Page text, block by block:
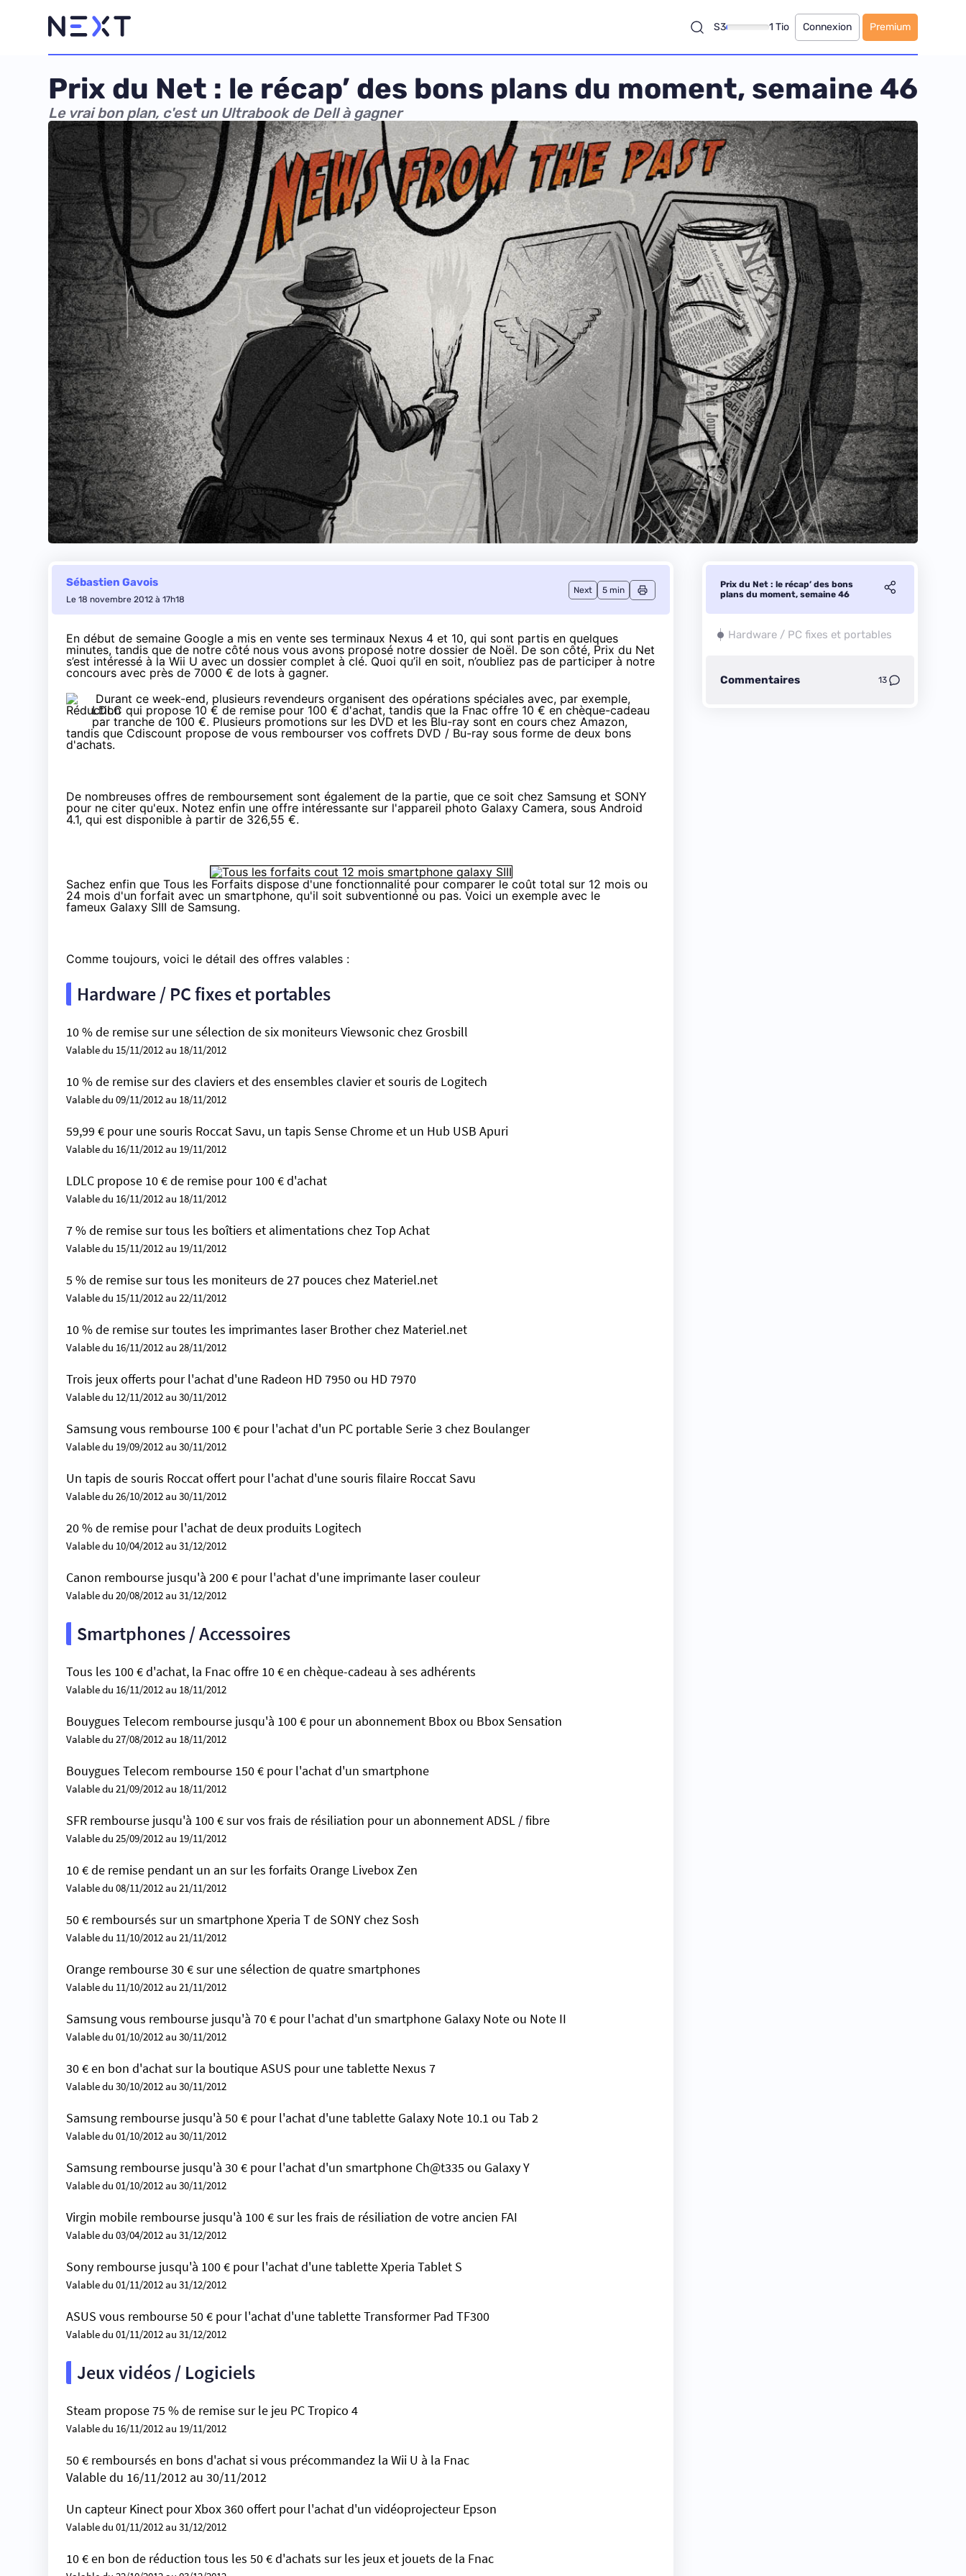
S3 1 Tio Connexion Premium
Prix du Net : le récap’ des bons plans du moment, semaine 46
Le vrai bon plan, c'est un Ultrabook de Dell à gagner
Sébastien Gavois
Le 18 novembre 2012 à 17h18
Next 5 min
En début de semaine Google a mis en vente ses terminaux Nexus 4 et 10, qui sont partis en quelques
minutes, tandis que de notre côté nous vous avons proposé notre dossier de Noël. De son côté, Prix du Net
s’est intéressé à la Wii U avec un dossier complet à clé. Quoi qu’il en soit, n’oubliez pas de participer à notre
concours avec près de 7000 € de lots à gagner.
Durant ce week-end, plusieurs revendeurs organisent des opérations spéciales avec, par exemple,
LDLC qui propose 10 € de remise pour 100 € d'achat, tandis que la Fnac offre 10 € en chèque-cadeau
par tranche de 100 €. Plusieurs promotions sur les DVD et les Blu-ray sont en cours chez Amazon,
tandis que Cdiscount propose de vous rembourser vos coffrets DVD / Bu-ray sous forme de deux bons
d'achats.
De nombreuses offres de remboursement sont également de la partie, que ce soit chez Samsung et SONY
pour ne citer qu'eux. Notez enfin une offre intéressante sur l'appareil photo Galaxy Camera, sous Android
4.1, qui est disponible à partir de 326,55 €.
Sachez enfin que Tous les Forfaits dispose d'une fonctionnalité pour comparer le coût total sur 12 mois ou
24 mois d'un forfait avec un smartphone, qu'il soit subventionné ou pas. Voici un exemple avec le
fameux Galaxy SIII de Samsung.
Comme toujours, voici le détail des offres valables :
Hardware / PC fixes et portables
10 % de remise sur une sélection de six moniteurs Viewsonic chez Grosbill
Valable du 15/11/2012 au 18/11/2012
10 % de remise sur des claviers et des ensembles clavier et souris de Logitech
Valable du 09/11/2012 au 18/11/2012
59,99 € pour une souris Roccat Savu, un tapis Sense Chrome et un Hub USB Apuri
Valable du 16/11/2012 au 19/11/2012
LDLC propose 10 € de remise pour 100 € d'achat
Valable du 16/11/2012 au 18/11/2012
7 % de remise sur tous les boîtiers et alimentations chez Top Achat
Valable du 15/11/2012 au 19/11/2012
5 % de remise sur tous les moniteurs de 27 pouces chez Materiel.net
Valable du 15/11/2012 au 22/11/2012
10 % de remise sur toutes les imprimantes laser Brother chez Materiel.net
Valable du 16/11/2012 au 28/11/2012
Trois jeux offerts pour l'achat d'une Radeon HD 7950 ou HD 7970
Valable du 12/11/2012 au 30/11/2012
Samsung vous rembourse 100 € pour l'achat d'un PC portable Serie 3 chez Boulanger
Valable du 19/09/2012 au 30/11/2012
Un tapis de souris Roccat offert pour l'achat d'une souris filaire Roccat Savu
Valable du 26/10/2012 au 30/11/2012
20 % de remise pour l'achat de deux produits Logitech
Valable du 10/04/2012 au 31/12/2012
Canon rembourse jusqu'à 200 € pour l'achat d'une imprimante laser couleur
Valable du 20/08/2012 au 31/12/2012
Smartphones / Accessoires
Tous les 100 € d'achat, la Fnac offre 10 € en chèque-cadeau à ses adhérents
Valable du 16/11/2012 au 18/11/2012
Bouygues Telecom rembourse jusqu'à 100 € pour un abonnement Bbox ou Bbox Sensation
Valable du 27/08/2012 au 18/11/2012
Bouygues Telecom rembourse 150 € pour l'achat d'un smartphone
Valable du 21/09/2012 au 18/11/2012
SFR rembourse jusqu'à 100 € sur vos frais de résiliation pour un abonnement ADSL / fibre
Valable du 25/09/2012 au 19/11/2012
10 € de remise pendant un an sur les forfaits Orange Livebox Zen
Valable du 08/11/2012 au 21/11/2012
50 € remboursés sur un smartphone Xperia T de SONY chez Sosh
Valable du 11/10/2012 au 21/11/2012
Orange rembourse 30 € sur une sélection de quatre smartphones
Valable du 11/10/2012 au 21/11/2012
Samsung vous rembourse jusqu'à 70 € pour l'achat d'un smartphone Galaxy Note ou Note II
Valable du 01/10/2012 au 30/11/2012
30 € en bon d'achat sur la boutique ASUS pour une tablette Nexus 7
Valable du 30/10/2012 au 30/11/2012
Samsung rembourse jusqu'à 50 € pour l'achat d'une tablette Galaxy Note 10.1 ou Tab 2
Valable du 01/10/2012 au 30/11/2012
Samsung rembourse jusqu'à 30 € pour l'achat d'un smartphone Ch@t335 ou Galaxy Y
Valable du 01/10/2012 au 30/11/2012
Virgin mobile rembourse jusqu'à 100 € sur les frais de résiliation de votre ancien FAI
Valable du 03/04/2012 au 31/12/2012
Sony rembourse jusqu'à 100 € pour l'achat d'une tablette Xperia Tablet S
Valable du 01/11/2012 au 31/12/2012
ASUS vous rembourse 50 € pour l'achat d'une tablette Transformer Pad TF300
Valable du 01/11/2012 au 31/12/2012
Jeux vidéos / Logiciels
Steam propose 75 % de remise sur le jeu PC Tropico 4
Valable du 16/11/2012 au 19/11/2012
50 € remboursés en bons d'achat si vous précommandez la Wii U à la Fnac
Valable du 16/11/2012 au 30/11/2012
Un capteur Kinect pour Xbox 360 offert pour l'achat d'un vidéoprojecteur Epson
Valable du 01/11/2012 au 31/12/2012
10 € en bon de réduction tous les 50 € d'achats sur les jeux et jouets de la Fnac
Prix du Net : le récap’ des bons
plans du moment, semaine 46
Hardware / PC fixes et portables
Commentaires 13